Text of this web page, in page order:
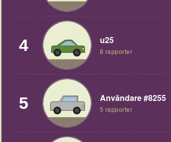
4 u25
8 rapporter
5 Användare #8255
5 rapporter